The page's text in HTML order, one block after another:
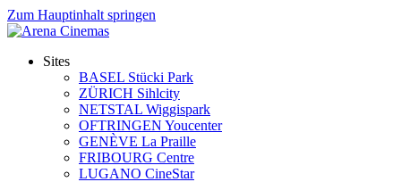
Zum Hauptinhalt springen
Sites
BASEL Stücki Park
ZÜRICH Sihlcity
NETSTAL Wiggispark
OFTRINGEN Youcenter
GENÈVE La Praille
FRIBOURG Centre
LUGANO CineStar